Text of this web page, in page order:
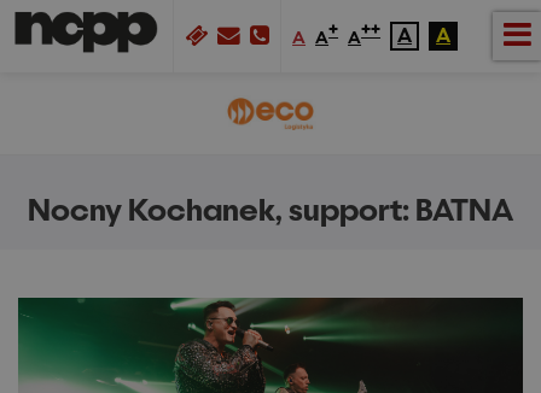
A A+ A++ A A
Nocny Kochanek, support: BATNA